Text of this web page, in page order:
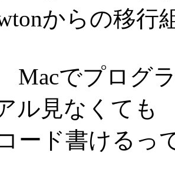
からの移行
でプログラ
ル見なくても
ード書けるっ